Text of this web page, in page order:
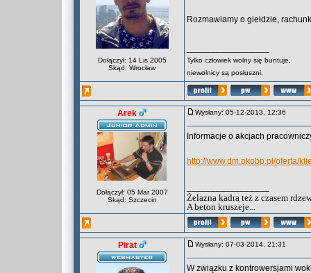
Dołączył: 14 Lis 2005
Skąd: Wrocław
Rozmawiamy o giełdzie,
Tylko człowiek wolny się buntuje,
niewolnicy są posłuszni.
Arek
Dołączył: 05 Mar 2007
Skąd: Szczecin
Wysłany: 05-12-2013, 12:36
Informacje o akcjach
http://www.dm.pkobp.pl/oferta/
Żelazna kadra też z czasem
A beton kruszeje...
Pirat Wysłany: 07-03-2014, 21:31
W związku z kontrowersjami